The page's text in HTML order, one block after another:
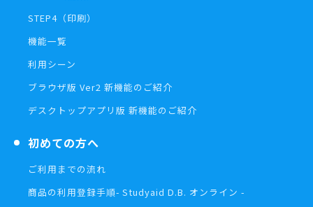
STEP4（印刷）
機能一覧
利用シーン
ブラウザ版 Ver2 新機能のご紹介
デスクトップアプリ版 新機能のご紹介
初めての方へ
ご利用までの流れ
商品の利用登録手順- Studyaid D.B. オンライン -